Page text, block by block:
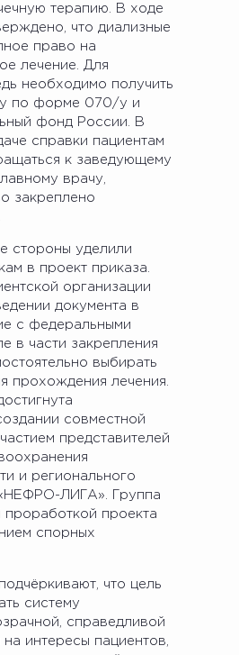
терапию. В ходе
что диализные
право на
лечение. Для
необходимо получить
по форме 070/у и
фонд России. В
справки пациентам
к заведующему
врачу,
закреплено
стороны уделили
в проект приказа.
организации
документа в
с федеральными
в части закрепления
выбирать
прохождения лечения.
совместной
представителей
и регионального
ЛИГА». Группа
проработкой проекта
спорных
что цель
систему
справедливой
интересы пациентов,